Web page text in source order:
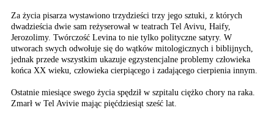
Za życia pisarza wystawiono trzydzieści trzy jego sztuki, z których
dwadzieścia dwie sam reżyserował w teatrach Tel Avivu, Haify,
Jerozolimy. Twórczość Levina to nie tylko polityczne satyry. W
utworach swych odwołuje się do wątków mitologicznych i biblijnych,
jednak przede wszystkim ukazuje egzystencjalne problemy człowieka
końca XX wieku, człowieka cierpiącego i zadającego cierpienia innym.
Ostatnie miesiące swego życia spędził w szpitalu ciężko chory na raka.
Zmarł w Tel Avivie mając pięćdziesiąt sześć lat.